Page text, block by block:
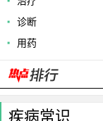
诊断
用药
疾病常识